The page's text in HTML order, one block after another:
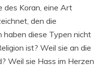
Koran, eine Art
den die
haben diese Typen nicht
ist? Weil sie an die
Weil sie Hass im Herzen